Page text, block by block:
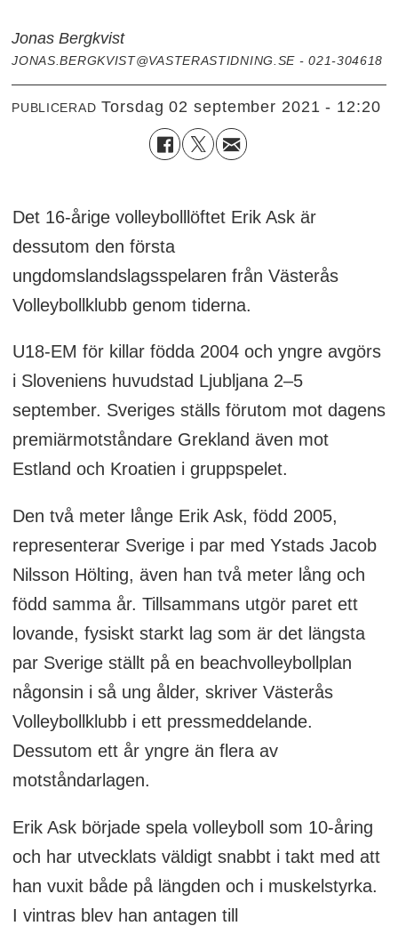
Jonas Bergkvist
JONAS.BERGKVIST@VASTERASTIDNING.SE - 021-304618
PUBLICERAD torsdag 02 september 2021 - 12:20
Det 16-årige volleybolllöftet Erik Ask är
dessutom den första
ungdomslandslagsspelaren från Västerås
Volleybollklubb genom tiderna.
U18-EM för killar födda 2004 och yngre avgörs
i Sloveniens huvudstad Ljubljana 2–5
september. Sveriges ställs förutom mot dagens
premiärmotståndare Grekland även mot
Estland och Kroatien i gruppspelet.
Den två meter långe Erik Ask, född 2005,
representerar Sverige i par med Ystads Jacob
Nilsson Hölting, även han två meter lång och
född samma år. Tillsammans utgör paret ett
lovande, fysiskt starkt lag som är det längsta
par Sverige ställt på en beachvolleybollplan
någonsin i så ung ålder, skriver Västerås
Volleybollklubb i ett pressmeddelande.
Dessutom ett år yngre än flera av
motståndarlagen.
Erik Ask började spela volleyboll som 10-åring
och har utvecklats väldigt snabbt i takt med att
han vuxit både på längden och i muskelstyrka.
I vintras blev han antagen till